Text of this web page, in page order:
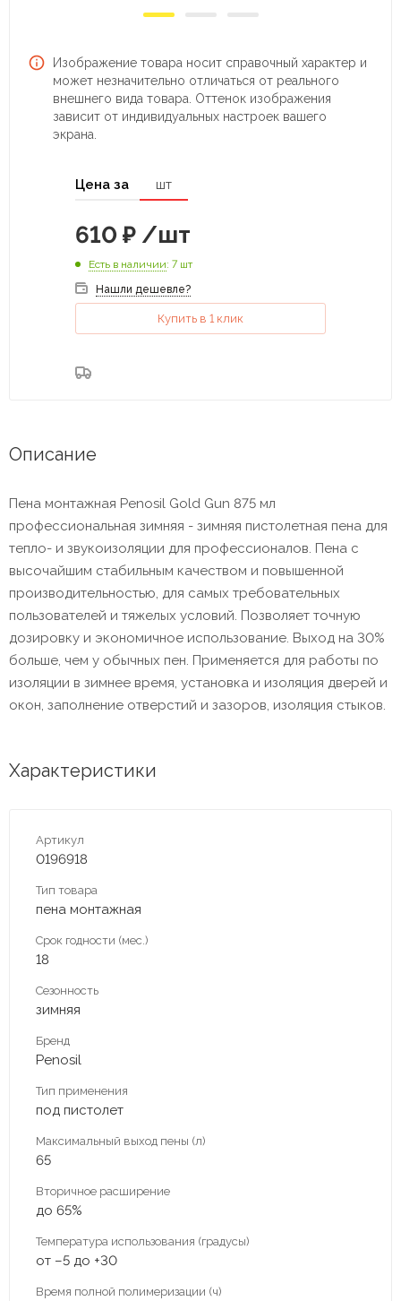
Изображение товара носит справочный характер и
может незначительно отличаться от реального
внешнего вида товара. Оттенок изображения
зависит от индивидуальных настроек вашего
экрана.
Цена за шт
610 ₽ /шт
Есть в наличии: 7 шт
Нашли дешевле?
Купить в 1 клик
Описание
Пена монтажная Penosil Gold Gun 875 мл
профессиональная зимняя - зимняя пистолетная пена для
тепло- и звукоизоляции для профессионалов. Пена с
высочайшим стабильным качеством и повышенной
производительностью, для самых требовательных
пользователей и тяжелых условий. Позволяет точную
дозировку и экономичное использование. Выход на 30%
больше, чем у обычных пен. Применяется для работы по
изоляции в зимнее время, установка и изоляция дверей и
окон, заполнение отверстий и зазоров, изоляция стыков.
Характеристики
Артикул
0196918
Тип товара
пена монтажная
Срок годности (мес.)
18
Сезонность
зимняя
Бренд
Penosil
Тип применения
под пистолет
Максимальный выход пены (л)
65
Вторичное расширение
до 65%
Температура использования (градусы)
от –5 до +30
Время полной полимеризации (ч)